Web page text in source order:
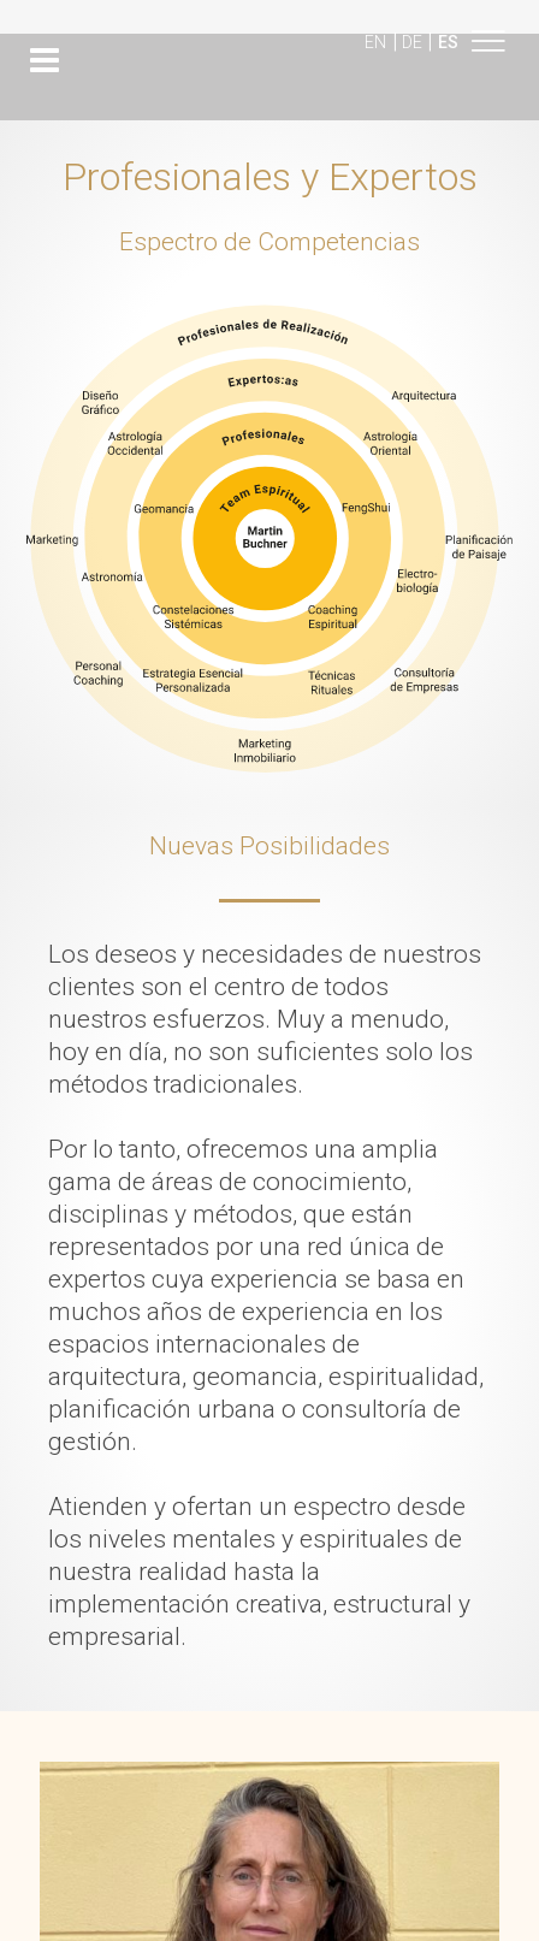
| |
EN DE ES
Profesionales y Expertos
Espectro de Competencias
Nuevas Posibilidades
Los deseos y necesidades de nuestros
clientes son el centro de todos
nuestros esfuerzos. Muy a menudo,
hoy en día, no son suficientes solo los
métodos tradicionales.
Por lo tanto, ofrecemos una amplia
gama de áreas de conocimiento,
disciplinas y métodos, que están
representados por una red única de
expertos cuya experiencia se basa en
muchos años de experiencia en los
espacios internacionales de
arquitectura, geomancia, espiritualidad,
planificación urbana o consultoría de
gestión.
Atienden y ofertan un espectro desde
los niveles mentales y espirituales de
nuestra realidad hasta la
implementación creativa, estructural y
empresarial.